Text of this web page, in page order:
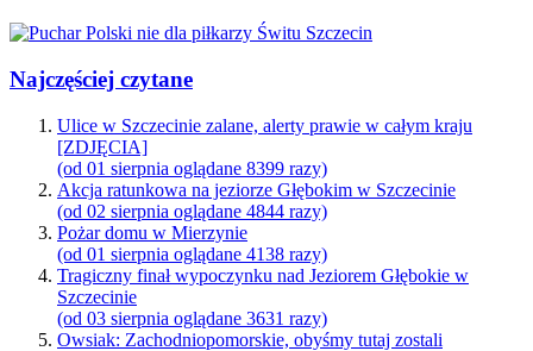
Najczęściej czytane
Ulice w Szczecinie zalane, alerty prawie w całym kraju
[ZDJĘCIA]
(od 01 sierpnia oglądane 8399 razy)
Akcja ratunkowa na jeziorze Głębokim w Szczecinie
(od 02 sierpnia oglądane 4844 razy)
Pożar domu w Mierzynie
(od 01 sierpnia oglądane 4138 razy)
Tragiczny finał wypoczynku nad Jeziorem Głębokie w
Szczecinie
(od 03 sierpnia oglądane 3631 razy)
Owsiak: Zachodniopomorskie, obyśmy tutaj zostali